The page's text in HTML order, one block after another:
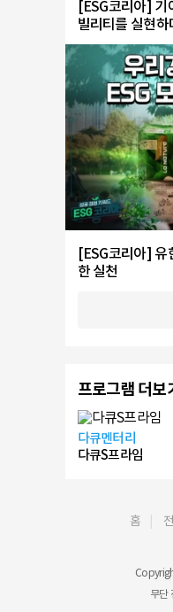
[ESG코리아] 기
빌리티를 실현하
[ESG코리아] 유
한 실천
프로그램 더보
다큐멘터리
다큐S프라임
홈
무단